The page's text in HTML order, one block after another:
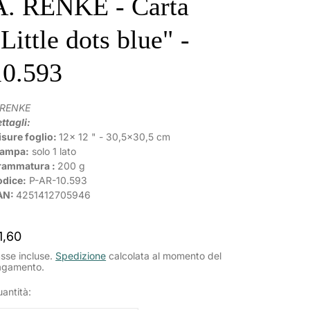
RENKE - Carta
dots blue" -
foglio:12x 12 " - 30,5x30,5 cm
solo 1 lato
: 200 g
P-AR-10.593
4251412705946
incluse. Spedizione calcolata al momento del